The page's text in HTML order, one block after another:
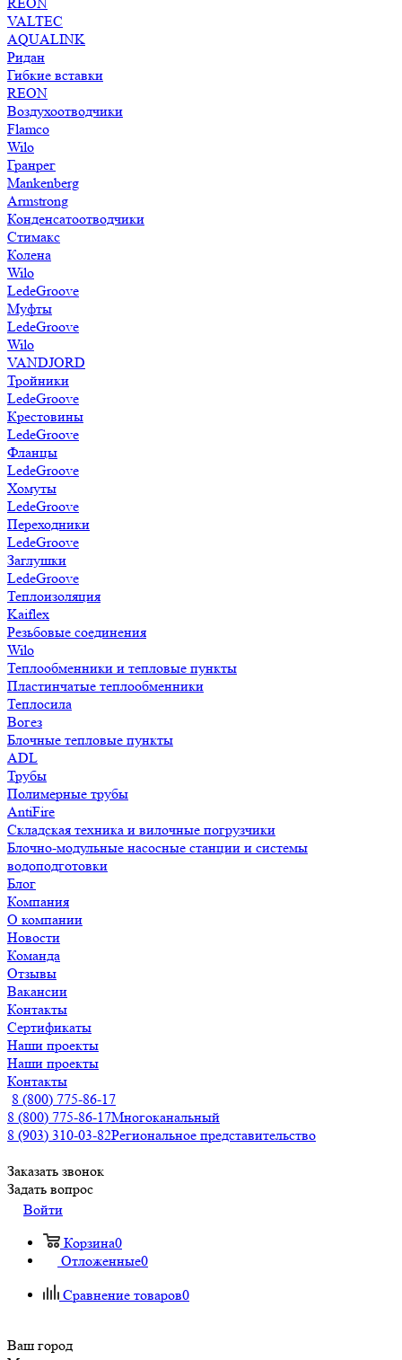
VALTEC
AQUALINK
Ридан
Гибкие вставки
REON
Воздухоотводчики
Flamco
Wilo
Гранрег
Mankenberg
Armstrong
Конденсатоотводчики
Стимакс
Колена
Wilo
LedeGroove
Муфты
LedeGroove
Wilo
VANDJORD
Тройники
LedeGroove
Крестовины
LedeGroove
Фланцы
LedeGroove
Хомуты
LedeGroove
Переходники
LedeGroove
Заглушки
LedeGroove
Теплоизоляция
Kaiflex
Резьбовые соединения
Wilo
Теплообменники и тепловые пункты
Пластинчатые теплообменники
Теплосила
Вогез
Блочные тепловые пункты
ADL
Трубы
Полимерные трубы
AntiFire
Складская техника и вилочные погрузчики
Блочно-модульные насосные станции и системы
водоподготовки
Блог
Компания
О компании
Новости
Команда
Отзывы
Вакансии
Контакты
Сертификаты
Наши проекты
Наши проекты
Контакты
8 (800) 775-86-17
8 (800) 775-86-17Многоканальный
8 (903) 310-03-82Региональное представительство
Заказать звонок
Задать вопрос
Войти
Корзина0
Отложенные0
Сравнение товаров0
Ваш город